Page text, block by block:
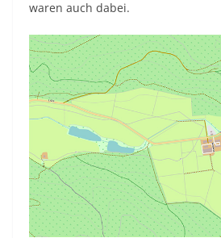
waren auch dabei.